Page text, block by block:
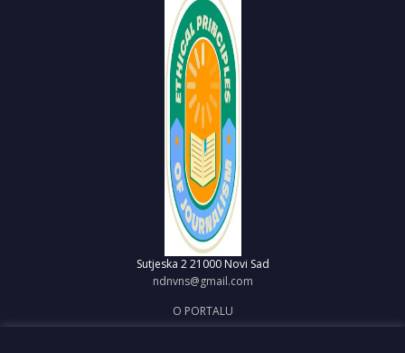
Sutjeska 2 21000 Novi Sad
ndnvns@gmail.com
O PORTALU